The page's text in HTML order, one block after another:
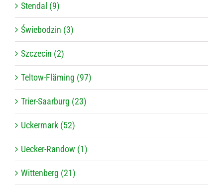
Stendal (9)
Świebodzin (3)
Szczecin (2)
Teltow-Fläming (97)
Trier-Saarburg (23)
Uckermark (52)
Uecker-Randow (1)
Wittenberg (21)